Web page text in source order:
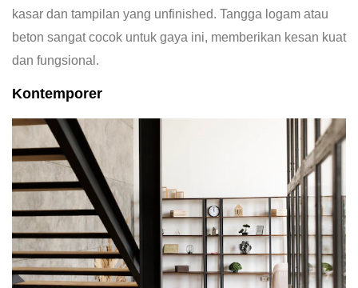
kasar dan tampilan yang unfinished. Tangga logam atau
beton sangat cocok untuk gaya ini, memberikan kesan kuat
dan fungsional.
Kontemporer